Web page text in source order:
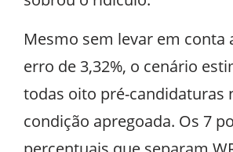
Mesmo sem levar em conta
erro de 3,32%, o cenário
todas oito pré-candidaturas
condição apregoada. Os 7